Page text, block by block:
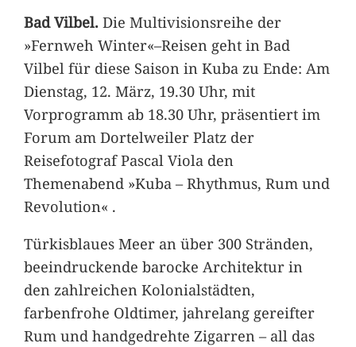
Bad Vilbel.Die Multivisionsreihe der
»Fernweh Winter«–Reisen geht in Bad
Vilbel für diese Saison in Kuba zu Ende: Am
Dienstag, 12. März, 19.30 Uhr, mit
Vorprogramm ab 18.30 Uhr, präsentiert im
Forum am Dortelweiler Platz der
Reisefotograf Pascal Viola den
Themenabend »Kuba – Rhythmus, Rum und
Revolution« .
Türkisblaues Meer an über 300 Stränden,
beeindruckende barocke Architektur in
den zahlreichen Kolonialstädten,
farbenfrohe Oldtimer, jahrelang gereifter
Rum und handgedrehte Zigarren – all das